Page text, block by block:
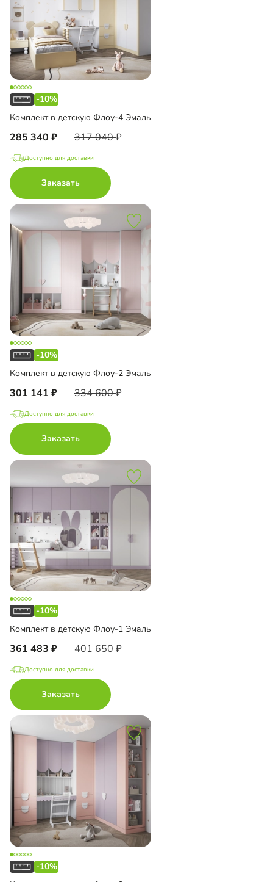
-10%
Комплект в детскую Флоу-4 Эмаль
285 340 317 040
Доступно для доставки
Заказать
-10%
Комплект в детскую Флоу-2 Эмаль
301 141 334 600
Доступно для доставки
Заказать
-10%
Комплект в детскую Флоу-1 Эмаль
361 483 401 650
Доступно для доставки
Заказать
-10%